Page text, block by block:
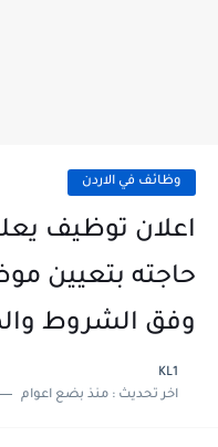
وظائف في الاردن
اعلان توظيف
حاجته بتعيين
وفق الشروط
KL1
اخر تحديث :منذ بضع اعوام